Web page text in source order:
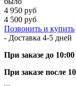
4 950 руб
4 500 руб
Позвонить и купить
- Доставка 4-5 дней
При заказе до 10:00
При заказе после